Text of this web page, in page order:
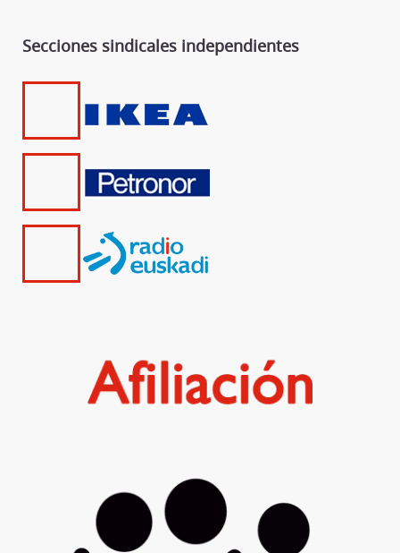
Secciones sindicales independientes